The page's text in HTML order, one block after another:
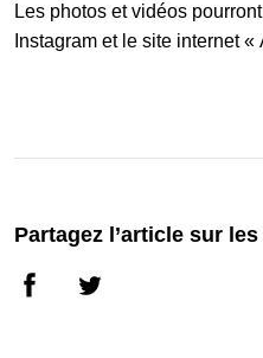
Les photos et vidéos
Instagram et le site internet
Partagez l’article sur